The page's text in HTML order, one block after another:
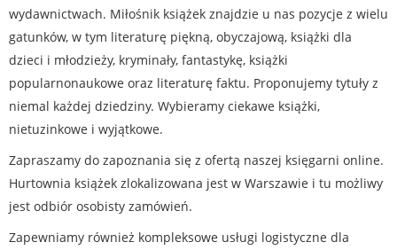
wydawnictwach. Miłośnik książek znajdzie u nas pozycje z wielu
gatunków, w tym literaturę piękną, obyczajową, książki dla
dzieci i młodzieży, kryminały, fantastykę, książki
popularnonaukowe oraz literaturę faktu. Proponujemy tytuły z
niemal każdej dziedziny. Wybieramy ciekawe książki,
nietuzinkowe i wyjątkowe.
Zapraszamy do zapoznania się z ofertą naszej księgarni online.
Hurtownia książek zlokalizowana jest w Warszawie i tu możliwy
jest odbiór osobisty zamówień.
Zapewniamy również kompleksowe usługi logistyczne dla